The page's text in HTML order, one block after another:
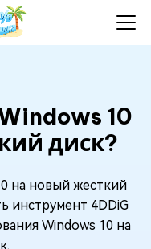
10
диск?
на новый жесткий
инструмент 4DDiG
Windows 10 на